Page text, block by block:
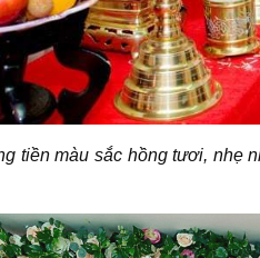
tiền màu sắc hồng tươi, nhẹ